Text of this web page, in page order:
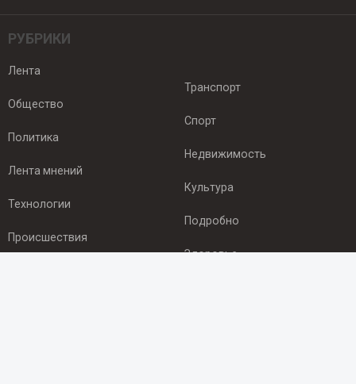
РУБРИКИ
Лента
Общество
Политика
Лента мнений
Технологии
Происшествия
Транспорт
Спорт
Недвижимость
Культура
Подробно
Здоровье